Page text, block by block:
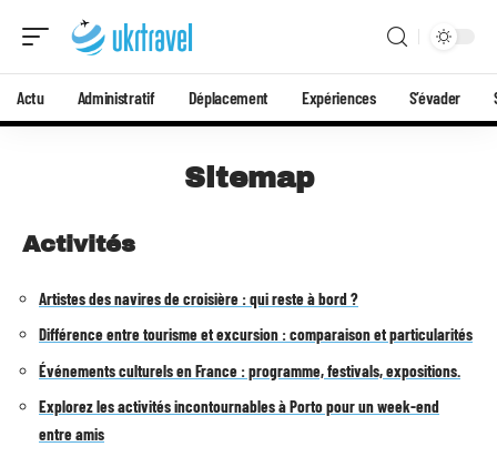
Actu Administratif Déplacement Expériences S’évader
Sitemap
Activités
Artistes des navires de croisière : qui reste à bord ?
Différence entre tourisme et excursion : comparaison et particularités
Événements culturels en France : programme, festivals, expositions.
Explorez les activités incontournables à Porto pour un week-end
entre amis